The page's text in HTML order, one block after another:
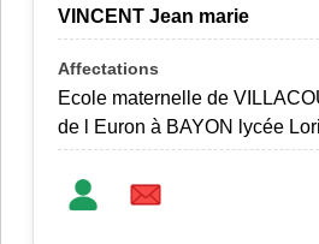
VINCENT Jean marie
Ecole maternelle de
de l Euron à BAYON lycée